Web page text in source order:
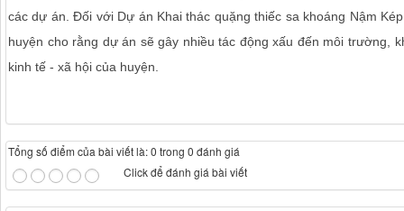
các dự án. Đối với Dự án Khai thác quặng thiếc sa khoáng Nậm
huyện cho rằng dự án sẽ gây nhiều tác động xấu đến môi trường,
kinh tế - xã hội của huyện.
Tổng số điểm của bài viết là: 0 trong 0 đánh giá
Click để đánh giá bài viết